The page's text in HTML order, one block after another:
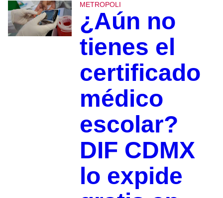
METROPOLI
¿Aún no
tienes el
certificado
médico
escolar?
DIF CDMX
lo expide